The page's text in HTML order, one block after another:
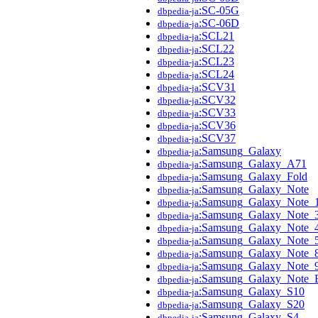
dbpedia-ja:SC-05G
dbpedia-ja:SC-06D
dbpedia-ja:SCL21
dbpedia-ja:SCL22
dbpedia-ja:SCL23
dbpedia-ja:SCL24
dbpedia-ja:SCV31
dbpedia-ja:SCV32
dbpedia-ja:SCV33
dbpedia-ja:SCV36
dbpedia-ja:SCV37
dbpedia-ja:Samsung_Galaxy
dbpedia-ja:Samsung_Galaxy_A71
dbpedia-ja:Samsung_Galaxy_Fold
dbpedia-ja:Samsung_Galaxy_Note
dbpedia-ja
dbpedia-ja
dbpedia-ja
dbpedia-ja
dbpedia-ja
dbpedia-ja
dbpedia-ja
dbpedia-ja:Samsung_Galaxy_S10
dbpedia-ja:Samsung_Galaxy_S20